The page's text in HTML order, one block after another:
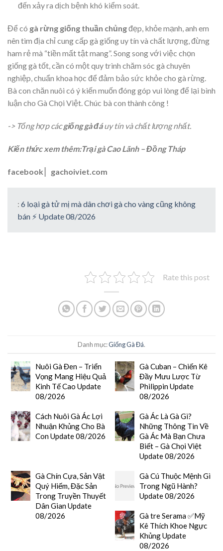
đến xảy ra dịch bệnh khó kiểm soát.
Để có gà rừng giống thuần chủngđẹp, khỏe mạnh, anh em
nên tìm địa chỉ cung cấp gà giống uy tín và chất lượng, đừng
ham rẻ mà “tiền mất tật mang”. Song song với việc chọn
giống gà tốt, cần có một quy trình chăm sóc gà chuyên
nghiệp, chuẩn khoa học để đảm bảo sức khỏe cho gà rừng.
Bà con chăn nuôi có ý kiến muốn đóng góp vui lòng để lại bình
luận cho Gà Chọi Việt. Chúc bà con thành công !
-> Tổng hợp cácgiống gà đáuy tín và chất lượng nhất.
Kiến thức xem thêm:Trại gà Cao Lãnh – Đồng Tháp
facebook gachoiviet.com
: 6 loại gà tử mị mà dân chơi gà cho vàng cũng không
bán ⚡ Update 08/2026
Rate this post
Danh mục:Giống Gà Đá.
Nuôi Gà Đen – Triển
Vọng Mang Hiệu Quả
Kinh Tế Cao Update
08/2026
Gà Cuban – Chiến Kê
Đầy Mưu Lược Từ
Philippin Update
08/2026
Cách Nuôi Gà Ác Lợi
Nhuận Khủng Cho Bà
Con Update 08/2026
Gà Ác Là Gà Gì?
Những Thông Tin Về
Gà Ác Mà Bạn Chưa
Biết – Gà Chọi Việt
Update 08/2026
Gà Chín Cựa, Sản Vật
Quý Hiếm, Đặc Sản
Trong Truyền Thuyết
Dân Gian Update
08/2026
Gà Cú Thuộc Mệnh Gì
Trong Ngũ Hành?
Update 08/2026
Gà tre Serama ✅Mỹ
Kê Thích Khoe Ngực
Khủng Update
08/2026